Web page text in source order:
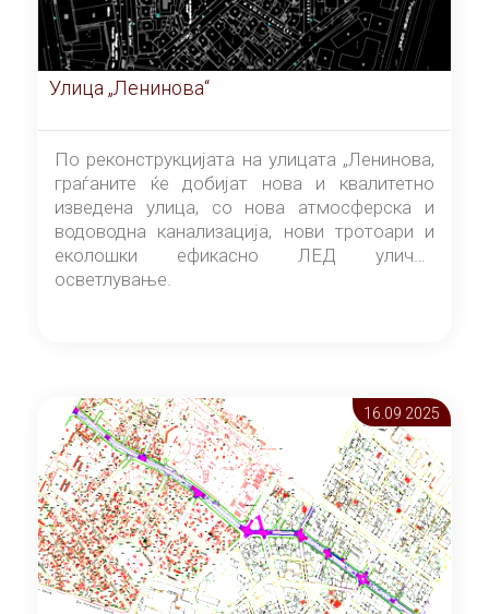
Улица „Ленинова“
По реконструкцијата на улицата „Ленинова,
граѓаните ќе добијат нова и квалитетно
изведена улица, со нова атмосферска и
водоводна канализација, нови тротоари и
еколошки ефикасно ЛЕД улично
осветлување.
16.09 2025